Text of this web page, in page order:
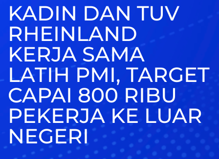
KADIN DAN TUV
RHEINLAND
KERJA SAMA
LATIH PMI, TARGET
CAPAI 800 RIBU
PEKERJA KE LUAR
NEGERI